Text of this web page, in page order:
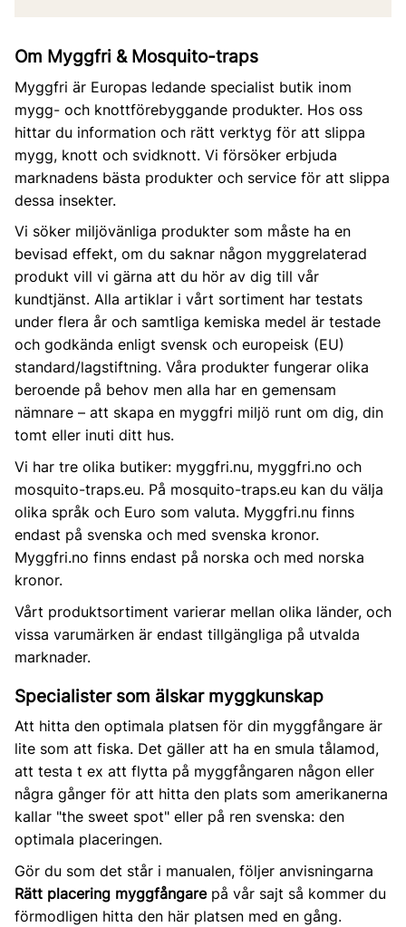
Om Myggfri & Mosquito-traps
Myggfri är Europas ledande specialist butik inom
mygg- och knottförebyggande produkter. Hos oss
hittar du information och rätt verktyg för att slippa
mygg, knott och svidknott. Vi försöker erbjuda
marknadens bästa produkter och service för att slippa
dessa insekter.
Vi söker miljövänliga produkter som måste ha en
bevisad effekt, om du saknar någon myggrelaterad
produkt vill vi gärna att du hör av dig till vår
kundtjänst. Alla artiklar i vårt sortiment har testats
under flera år och samtliga kemiska medel är testade
och godkända enligt svensk och europeisk (EU)
standard/lagstiftning. Våra produkter fungerar olika
beroende på behov men alla har en gemensam
nämnare – att skapa en myggfri miljö runt om dig, din
tomt eller inuti ditt hus.
Vi har tre olika butiker: myggfri.nu, myggfri.no och
mosquito-traps.eu. På mosquito-traps.eu kan du välja
olika språk och Euro som valuta. Myggfri.nu finns
endast på svenska och med svenska kronor.
Myggfri.no finns endast på norska och med norska
kronor.
Vårt produktsortiment varierar mellan olika länder, och
vissa varumärken är endast tillgängliga på utvalda
marknader.
Specialister som älskar myggkunskap
Att hitta den optimala platsen för din myggfångare är
lite som att fiska. Det gäller att ha en smula tålamod,
att testa t ex att flytta på myggfångaren någon eller
några gånger för att hitta den plats som amerikanerna
kallar "the sweet spot" eller på ren svenska: den
optimala placeringen.
Gör du som det står i manualen, följer anvisningarna
Rätt placering myggfångarepå vår sajt så kommer du
förmodligen hitta den här platsen med en gång.